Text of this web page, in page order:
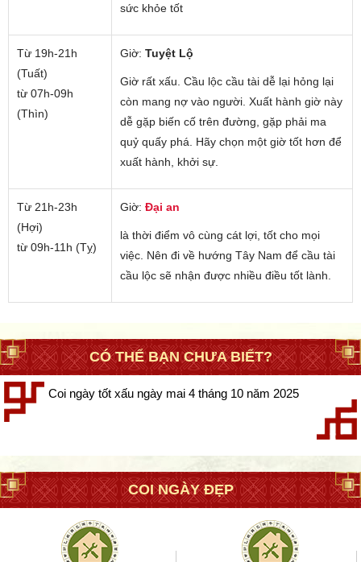
sức khỏe tốt
Từ 19h-21h
(Tuất)
từ 07h-09h
(Thìn)
Giờ: Tuyệt Lộ
Giờ rất xấu. Cầu lộc cầu tài dễ lại hỏng lại
còn mang nợ vào người. Xuất hành giờ này
dễ gặp biến cố trên đường, gặp phải ma
quỷ quấy phá. Hãy chọn một giờ tốt hơn để
xuất hành, khởi sự.
Từ 21h-23h
(Hợi)
từ 09h-11h (Tỵ)
Giờ: Đại an
là thời điểm vô cùng cát lợi, tốt cho mọi
việc. Nên đi về hướng Tây Nam để cầu tài
cầu lộc sẽ nhận được nhiều điều tốt lành.
CÓ THỂ BẠN CHƯA BIẾT?
Coi ngày tốt xấu ngày mai 4 tháng 10 năm 2025
COI NGÀY ĐẸP